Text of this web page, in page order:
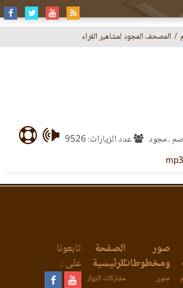
المصحف المجود لمشاهير القراء
، مجود
عدد الزيارات: 9526
صور
ومخطوطات
متون
الصفحة
الرئيسية
مشاركات الزوار
تابعونا
على :